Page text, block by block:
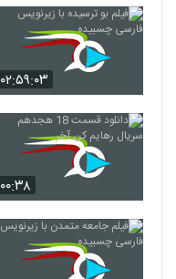
۰۲:۵۹:۰۳
۰۰:۳۸